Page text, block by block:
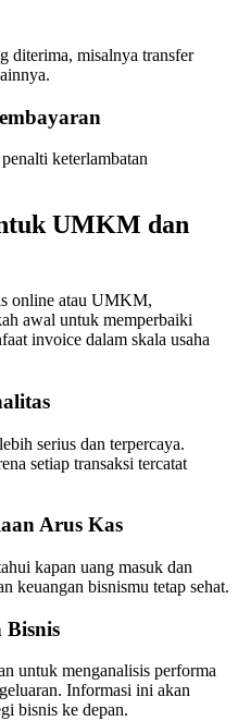
diterima, misalnya transfer
keterlambatan
UMKM dan
online atau UMKM,
awal untuk memperbaiki
invoice dalam skala usaha
serius dan terpercaya.
setiap transaksi tercatat
Arus Kas
kapan uang masuk dan
keuangan bisnismu tetap sehat.
Bisnis
untuk menganalisis performa
Informasi ini akan
bisnis ke depan.